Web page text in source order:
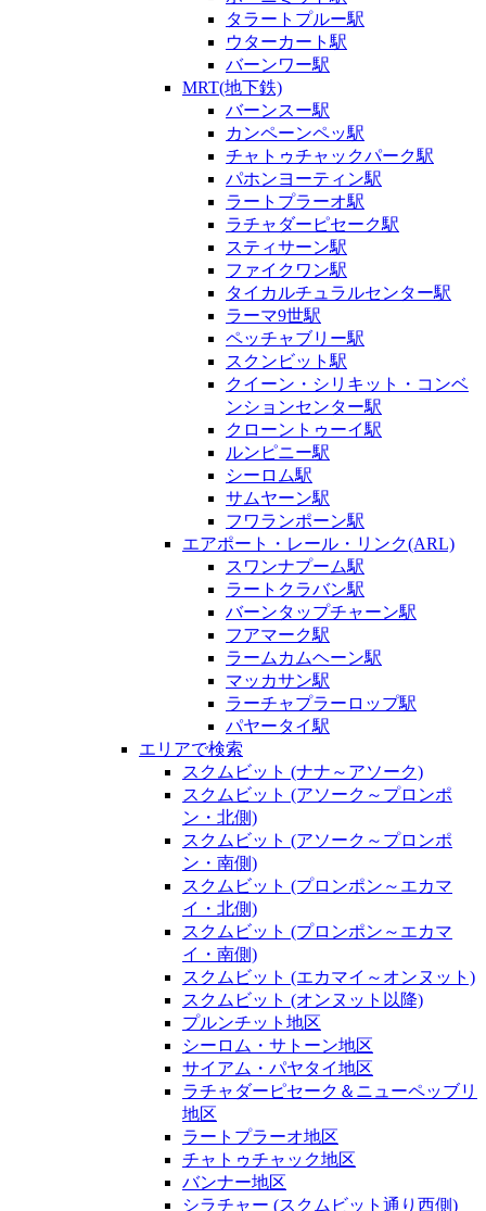
タラートプルー駅
ウターカート駅
バーンワー駅
MRT(地下鉄)
バーンスー駅
カンペーンペッ駅
チャトゥチャックパーク駅
パホンヨーティン駅
ラートプラーオ駅
ラチャダーピセーク駅
スティサーン駅
ファイクワン駅
タイカルチュラルセンター駅
ラーマ9世駅
ペッチャブリー駅
スクンビット駅
クイーン・シリキット・コンベ
ンションセンター駅
クローントゥーイ駅
ルンピニー駅
シーロム駅
サムヤーン駅
フワランポーン駅
エアポート・レール・リンク(ARL)
スワンナプーム駅
ラートクラバン駅
バーンタップチャーン駅
フアマーク駅
ラームカムヘーン駅
マッカサン駅
ラーチャプラーロップ駅
パヤータイ駅
エリアで検索
スクムビット (ナナ～アソーク)
スクムビット (アソーク～プロンポ
ン・北側)
スクムビット (アソーク～プロンポ
ン・南側)
スクムビット (プロンポン～エカマ
イ・北側)
スクムビット (プロンポン～エカマ
イ・南側)
スクムビット (エカマイ～オンヌット)
スクムビット (オンヌット以降)
プルンチット地区
シーロム・サトーン地区
サイアム・パヤタイ地区
ラチャダーピセーク＆ニューペッブリ
地区
ラートプラーオ地区
チャトゥチャック地区
バンナー地区
シラチャー (スクムビット通り西側)